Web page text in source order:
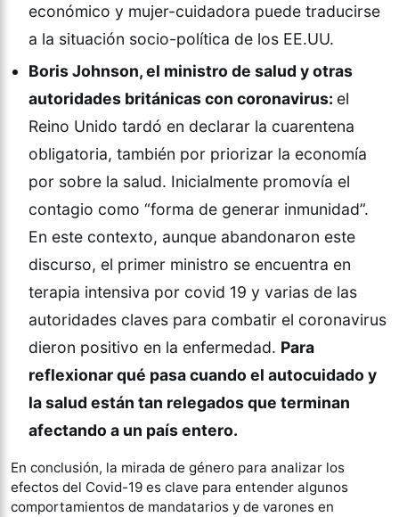
económico y mujer-cuidadora puede traducirse
a la situación socio-política de los EE.UU.
Boris Johnson, el ministro de salud y otras
autoridades británicas con coronavirus: el
Reino Unido tardó en declarar la cuarentena
obligatoria, también por priorizar la economía
por sobre la salud. Inicialmente promovía el
contagio como “forma de generar inmunidad”.
En este contexto, aunque abandonaron este
discurso, el primer ministro se encuentra en
terapia intensiva por covid 19 y varias de las
autoridades claves para combatir el coronavirus
dieron positivo en la enfermedad. Para
reflexionar qué pasa cuando el autocuidado y
la salud están tan relegados que terminan
afectando a un país entero.
En conclusión, la mirada de género para analizar los
efectos del Covid-19 es clave para entender algunos
comportamientos de mandatarios y de varones en